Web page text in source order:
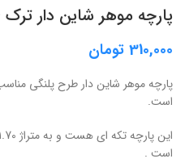
پارچه موهر شاین دار ترک
310,000 تومان
پارچه موهر شاین دار طرح پلنگی
است.
است .